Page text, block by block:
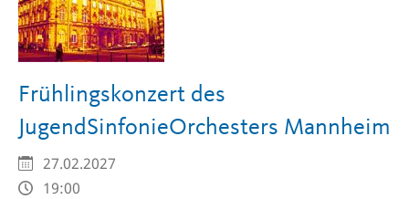
Frühlingskonzert des
JugendSinfonieOrchesters Mannheim
27.02.2027
19:00